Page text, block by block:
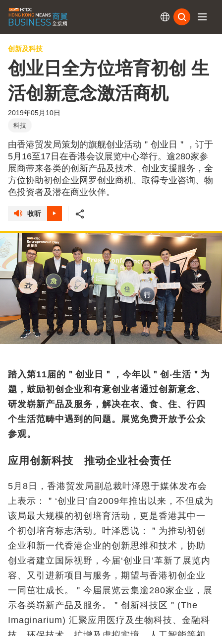
创新及科技
创业日全方位培育初创 生
活创新意念激活商机
2019年05月10日
科技
由香港贸发局策划的旗舰创业活动＂创业日＂，订于
5月16至17日在香港会议展览中心举行。逾280家参
展商带来各类的创新产品及技术、创业支援服务，全
方位协助初创企业网罗创业商机、取得专业咨询、物
色投资者及潜在商业伙伴。
收听
踏入第11届的＂创业日＂，今年以＂创‧生活＂为
题，鼓励初创企业和有意创业者通过创新意念、
研发崭新产品及服务，解决在衣、食、住、行四
个生活范畴中遇到的问题。展览免费开放予公众
参观。
应用创新科技 推动企业社会责任
5月8日，香港贸发局副总裁叶泽恩于媒体发布会
上表示：＂‘创业日’自2009年推出以来，不但成为
该局最大规模的初创培育活动，更是香港其中一
个初创培育标志活动。叶泽恩说：＂为推动初创
企业和新一代香港企业的创新思维和技术，协助
创业者建立国际视野，今届‘创业日’革新了展览内
容、又引进新项目与服务，期望与香港初创企业
一同茁壮成长。＂今届展览云集逾280家企业，展
示各类崭新产品及服务。＂创新科技区＂(The
Imaginarium) 汇聚应用医疗及生物科技、金融科